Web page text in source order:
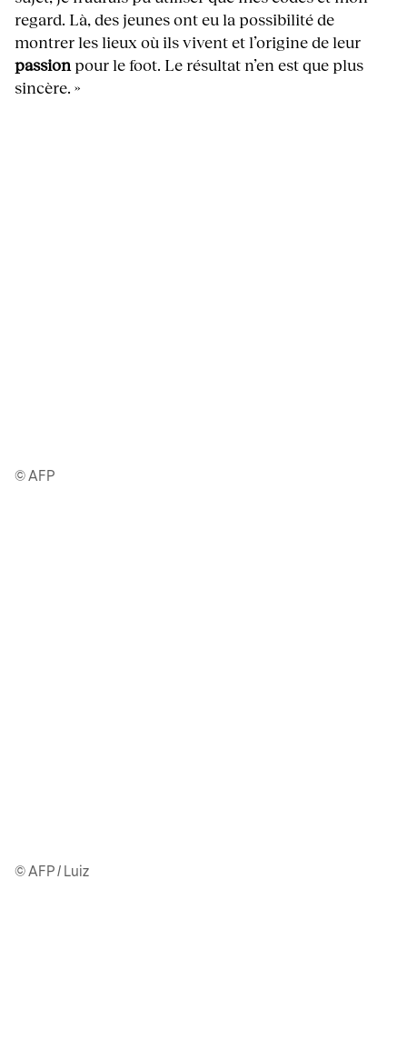
regard. Là, des jeunes ont eu la possibilité de
montrer les lieux où ils vivent et l’origine de leur
passionpour le foot. Le résultat n’en est que plus
sincère. »
© AFP
© AFP / Luiz